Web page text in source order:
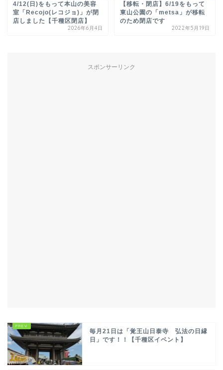
4/12(日)をもって本山の美容
室「Recojo(レコジョ)」が閉
店しました【千種区閉店】
2026年6月4日
【移転・閉店】6/19をもって
東山公園の「metsa」が移転
のため閉店です
2022年5月19日
スポンサーリンク
毎月21日は「覚王山日泰寺 弘法の日縁
日」です！！【千種区イベント】